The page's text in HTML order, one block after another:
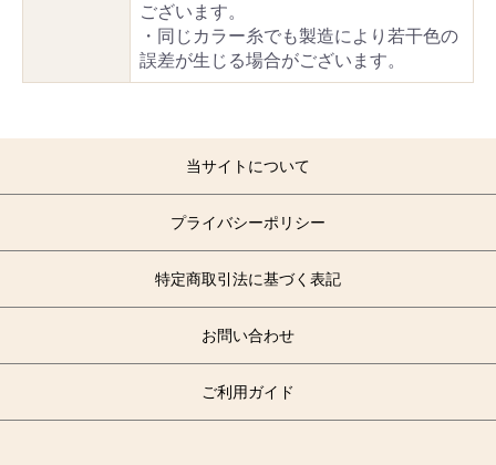
ございます。
・同じカラー糸でも製造により若干色の
誤差が生じる場合がございます。
当サイトについて
プライバシーポリシー
特定商取引法に基づく表記
お問い合わせ
ご利用ガイド